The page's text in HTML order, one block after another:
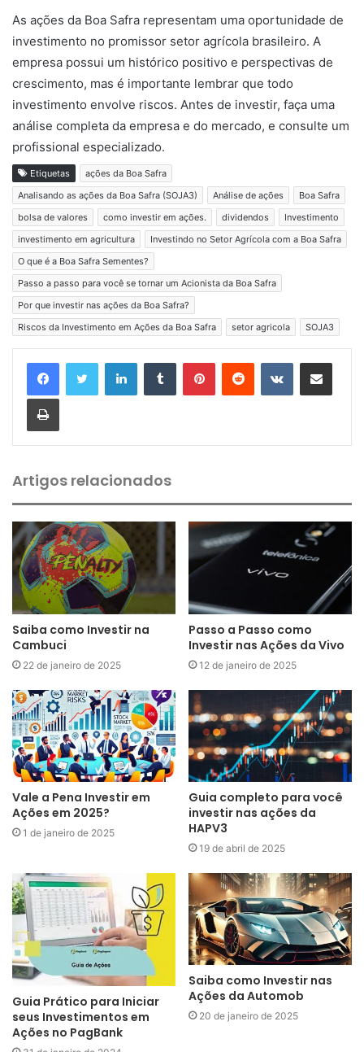
As ações da Boa Safra representam uma oportunidade de
investimento no promissor setor agrícola brasileiro. A
empresa possui um histórico positivo e perspectivas de
crescimento, mas é importante lembrar que todo
investimento envolve riscos. Antes de investir, faça uma
análise completa da empresa e do mercado, e consulte um
profissional especializado.
Etiquetas
ações da Boa Safra
Analisando as ações da Boa Safra (SOJA3)
Análise de ações
Boa Safra
bolsa de valores
como investir em ações. dividendos
Investimento
investimento em agricultura
Investindo no Setor Agrícola com a Boa Safra
O que é a Boa Safra Sementes?
Passo a passo para você se tornar um Acionista da Boa Safra
Por que investir nas ações da Boa Safra?
Riscos da Investimento em Ações da Boa Safra
setor agricola SOJA3
Artigos relacionados
Saiba como Investir na
Cambuci
22 de janeiro de 2025
Passo a Passo como
Investir nas Ações da Vivo
12 de janeiro de 2025
Vale a Pena Investir em
Ações em 2025?
1 de janeiro de 2025
Guia completo para você
investir nas ações da
HAPV3
19 de abril de 2025
Guia Prático para Iniciar
seus Investimentos em
Ações no PagBank
Saiba como Investir nas
Ações da Automob
20 de janeiro de 2025